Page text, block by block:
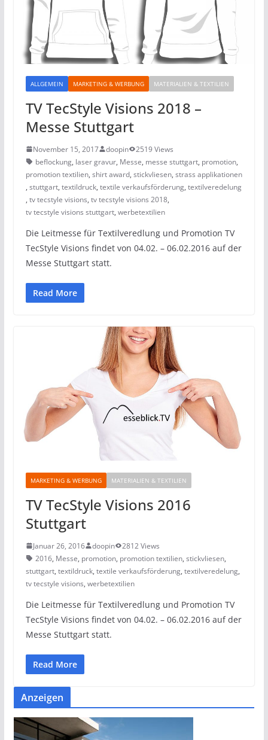
ALLGEMEIN MARKETING & WERBUNG MATERIALIEN & TEXTILIEN
TV TecStyle Visions 2018 –
Messe Stuttgart
November 15, 2017 doopin
2519 Views
beflockung, laser gravur, Messe, messe stuttgart, promotion,
promotion textilien, shirt award, stickvliesen, strass applikationen
, stuttgart, textildruck, textile verkaufsförderung, textilveredelung
, tv tecstyle visions, tv tecstyle visions 2018,
tv tecstyle visions stuttgart, werbetextilien
Die Leitmesse für Textilveredlung und Promotion TV
TecStyle Visions findet von 04.02. – 06.02.2016 auf der
Messe Stuttgart statt.
Read More
MARKETING & WERBUNG MATERIALIEN & TEXTILIEN
TV TecStyle Visions 2016
Stuttgart
Januar 26, 2016 doopin
2812 Views
2016, Messe, promotion, promotion textilien, stickvliesen,
stuttgart, textildruck, textile verkaufsförderung, textilveredelung,
tv tecstyle visions, werbetextilien
Die Leitmesse für Textilveredlung und Promotion TV
TecStyle Visions findet von 04.02. – 06.02.2016 auf der
Messe Stuttgart statt.
Read More
Anzeigen